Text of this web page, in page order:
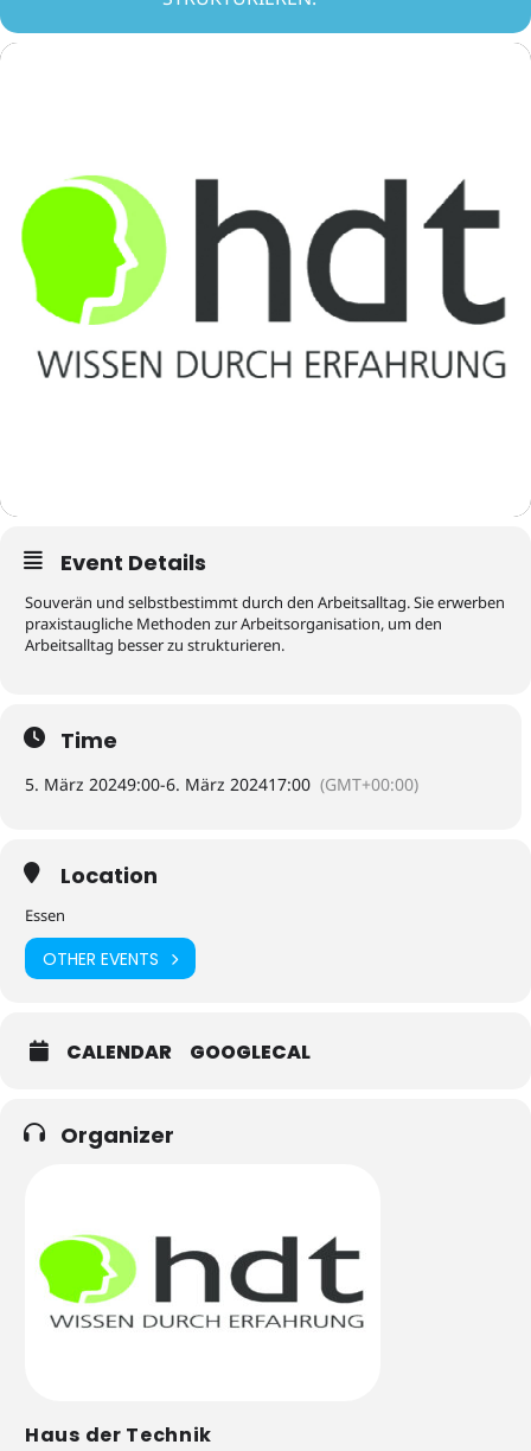
Event Details
Souverän und selbstbestimmt durch den Arbeitsalltag. Sie erwerben
praxistaugliche Methoden zur Arbeitsorganisation, um den
Arbeitsalltag besser zu strukturieren.
Time
5. März 20249:00-6. März 202417:00 (GMT+00:00)
Location
Essen
OTHER EVENTS
CALENDAR GOOGLECAL
Organizer
Haus der Technik